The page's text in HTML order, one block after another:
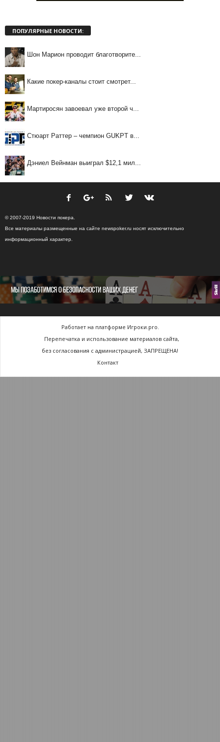
ПОПУЛЯРНЫЕ НОВОСТИ:
Шон Марион проводит благотворите...
Какие покер-каналы стоит смотрет...
Мартиросян завоевал уже второй ч...
Стюарт Раттер – чемпион GUKPT в...
Дэниел Вейнман выиграл $12,1 мил...
© 2007-2019 Новости покера.
Все материалы размещенные на сайте newspoker.ru носят исключительно
информационный характер.
Работает на платформе Игроки.pro.
Перепечатка и использование материалов сайта,
без согласования с администрацией, ЗАПРЕЩЕНА!
Контакт